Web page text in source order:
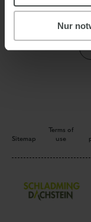
Nur
Sitemap
Terms of
use